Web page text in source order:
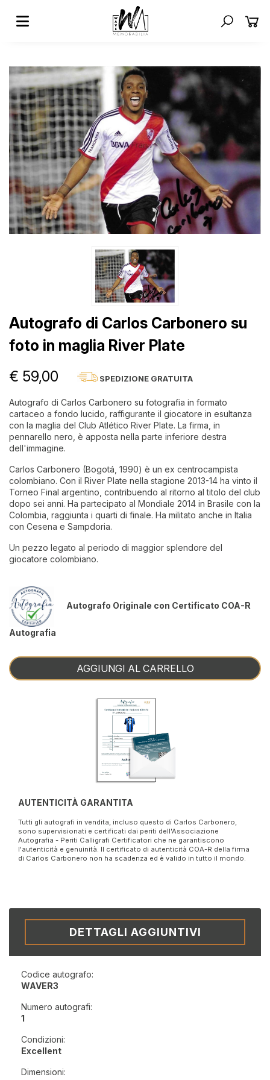
Autografo di Carlos Carbonero su
foto in maglia River Plate
€ 59,00 SPEDIZIONE GRATUITA
Autografo di Carlos Carbonero su fotografia in formato
cartaceo a fondo lucido, raffigurante il giocatore in esultanza
con la maglia del Club Atlético River Plate. La firma, in
pennarello nero, è apposta nella parte inferiore destra
dell'immagine.
Carlos Carbonero (Bogotá, 1990) è un ex centrocampista
colombiano. Con il River Plate nella stagione 2013-14 ha vinto il
Torneo Final argentino, contribuendo al ritorno al titolo del club
dopo sei anni. Ha partecipato al Mondiale 2014 in Brasile con la
Colombia, raggiunta i quarti di finale. Ha militato anche in Italia
con Cesena e Sampdoria.
Un pezzo legato al periodo di maggior splendore del
giocatore colombiano.
Autografo Originale con Certificato COA-R
Autografia
AGGIUNGI AL CARRELLO
AUTENTICITÀ GARANTITA
Tutti gli autografi in vendita, incluso questo di Carlos Carbonero,
sono supervisionati e certificati dai periti dell'Associazione
Autografia - Periti Calligrafi Certificatori che ne garantiscono
l'autenticità e genuinità. Il certificato di autenticità COA-R della firma
di Carlos Carbonero non ha scadenza ed è valido in tutto il mondo.
DETTAGLI AGGIUNTIVI
Codice autografo:
WAVER3
Numero autografi:
1
Condizioni:
Excellent
Dimensioni: